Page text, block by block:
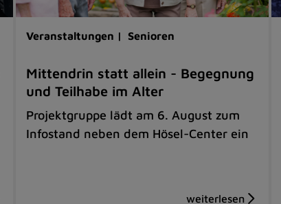
Veranstaltungen | Senioren
Mittendrin statt allein - Begegnung
und Teilhabe im Alter
Projektgruppe lädt am 6. August zum
Infostand neben dem Hösel-Center ein